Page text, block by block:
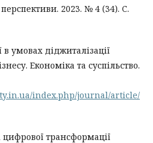
перспективи. 2023. № 4 (34). C.
умовах діджиталізації
Економіка та суспільство.
index.php/journal/article/
цифрової трансформації